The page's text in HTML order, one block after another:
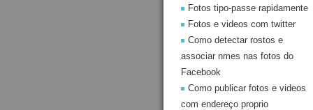
Fotos tipo-passe rapidamente
Fotos e videos com twitter
Como detectar rostos e
associar nmes nas fotos do
Facebook
Como publicar fotos e videos
com endereço proprio